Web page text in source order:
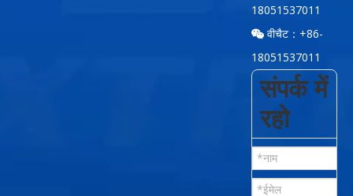
18051537011
वीचैट：+86-
18051537011
संपर्क में
रहो